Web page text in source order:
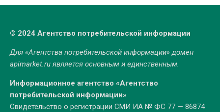
© 2024 Агентство потребительской информации
Для «Агентства потребительской информации» домен
apimarket.ruявляется основным и единственным.
Информационное агентство «Агентство
потребительской информации»
Свидетельство о регистрации СМИ ИА № ФС 77 — 86874